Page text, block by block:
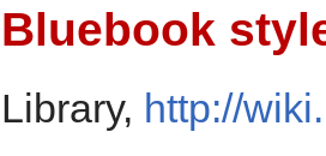
Bluebook
Library, http://